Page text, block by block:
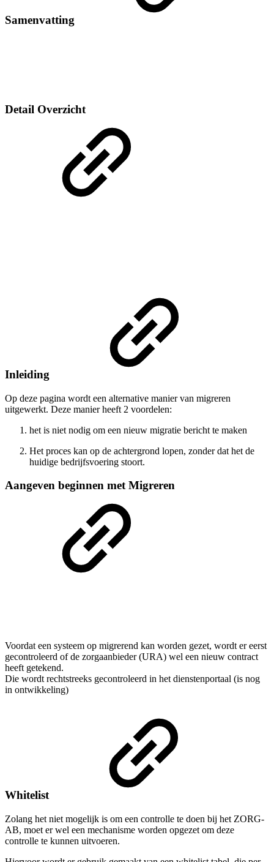
Samenvatting
Detail Overzicht
Inleiding
Op deze pagina wordt een alternative manier van migreren
uitgewerkt. Deze manier heeft 2 voordelen:
het is niet nodig om een nieuw migratie bericht te maken
Het proces kan op de achtergrond lopen, zonder dat het de
huidige bedrijfsvoering stoort.
Aangeven beginnen met Migreren
Voordat een systeem op migrerend kan worden gezet, wordt er eerst
gecontroleerd of de zorgaanbieder (URA) wel een nieuw contract
heeft getekend.
Die wordt rechtstreeks gecontroleerd in het dienstenportaal (is nog
in ontwikkeling)
Whitelist
Zolang het niet mogelijk is om een controlle te doen bij het ZORG-
AB, moet er wel een mechanisme worden opgezet om deze
controlle te kunnen uitvoeren.